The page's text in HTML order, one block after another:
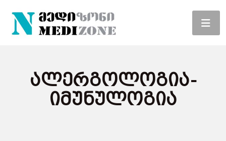
Ალერგოლოგია-
Იმუნულოგია